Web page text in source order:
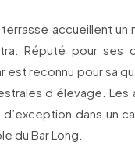
accueillent un
Réputé pour
est reconnu pour sa
d’élevage. Les
dans un
du Bar Long.